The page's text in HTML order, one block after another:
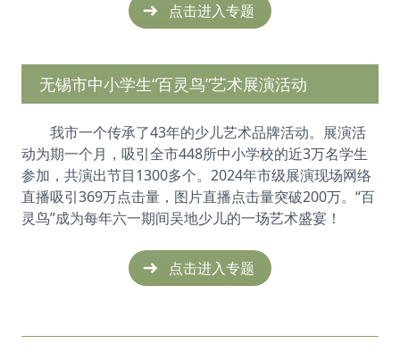
点击进入专题
无锡市中小学生“百灵鸟”艺术展演活动
我市一个传承了43年的少儿艺术品牌活动。展演活
动为期一个月，吸引全市448所中小学校的近3万名学生
参加，共演出节目1300多个。2024年市级展演现场网络
直播吸引369万点击量，图片直播点击量突破200万。“百
灵鸟”成为每年六一期间吴地少儿的一场艺术盛宴！
点击进入专题